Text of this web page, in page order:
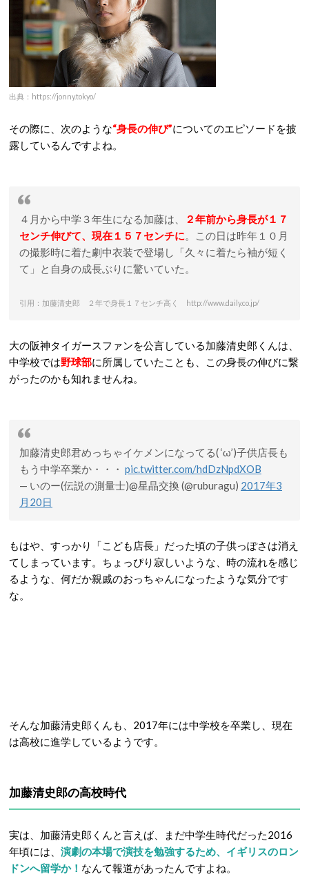
出典：https://jonny.tokyo/
その際に、次のような“身長の伸び”についてのエピソードを披
露しているんですよね。
４月から中学３年生になる加藤は、
２年前から身長が１７
センチ伸びて、現在１５７センチに。この日は昨年１０月
の撮影時に着た劇中衣装で登場し「久々に着たら袖が短く
て」と自身の成長ぶりに驚いていた。
引用：加藤清史郎 ２年で身長１７センチ高く http://www.daily.co.jp/
大の阪神タイガースファンを公言している加藤清史郎くんは、
中学校では野球部に所属していたことも、この身長の伸びに繋
がったのかも知れませんね。
加藤清史郎君めっちゃイケメンになってる( ‘ω’)子供店長も
もう中学卒業か・・・ pic.twitter.com/hdDzNpdXOB
— いのー(伝説の測量士)@星晶交換 (@ruburagu) 2017年3
月20日
もはや、すっかり「こども店長」だった頃の子供っぽさは消え
てしまっています。ちょっぴり寂しいような、時の流れを感じ
るような、何だか親戚のおっちゃんになったような気分です
な。
そんな加藤清史郎くんも、2017年には中学校を卒業し、現在
は高校に進学しているようです。
加藤清史郎の高校時代
実は、加藤清史郎くんと言えば、まだ中学生時代だった2016
年頃には、 演劇の本場で演技を勉強するため、イギリスのロン
ドンへ留学か！ なんて報道があったんですよね。